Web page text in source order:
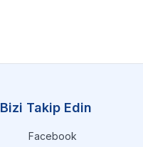
Bizi Takip Edin
Facebook